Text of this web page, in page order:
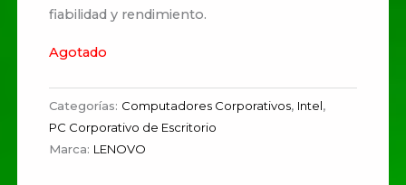
fiabilidad y rendimiento.
Agotado
Categorías: Computadores Corporativos, Intel,
PC Corporativo de Escritorio
Marca: LENOVO